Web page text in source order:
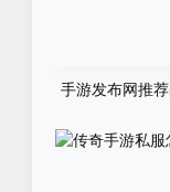
手游发布网推